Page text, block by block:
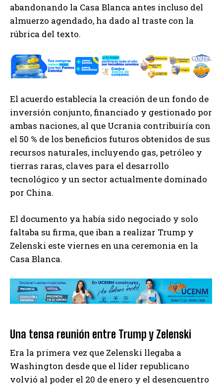
abandonando la Casa Blanca antes incluso del
almuerzo agendado, ha dado al traste con la
rúbrica del texto.
El acuerdo establecía la creación de un fondo de
inversión conjunto, financiado y gestionado por
ambas naciones, al que Ucrania contribuiría con
el 50 % de los beneficios futuros obtenidos de sus
recursos naturales, incluyendo gas, petróleo y
tierras raras, claves para el desarrollo
tecnológico y un sector actualmente dominado
por China.
El documento ya había sido negociado y solo
faltaba su firma, que iban a realizar Trump y
Zelenski este viernes en una ceremonia en la
Casa Blanca.
Una tensa reunión entre Trump y Zelenski
Era la primera vez que Zelenski llegaba a
Washington desde que el líder republicano
volvió al poder el 20 de enero y el desencuentro